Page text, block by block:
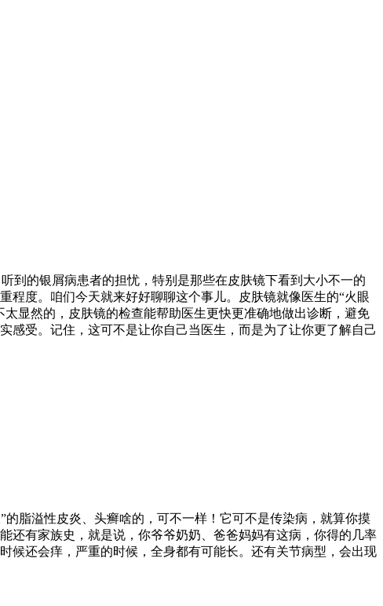
到的银屑病患者的担忧，特别是那些在皮肤镜下看到大小不一的
程度。咱们今天就来好好聊聊这个事儿。皮肤镜就像医生的“火眼
显然的，皮肤镜的检查能帮助医生更快更准确地做出诊断，避免
感受。记住，这可不是让你自己当医生，而是为了让你更了解自己
脂溢性皮炎、头癣啥的，可不一样！它可不是传染病，就算你摸
还有家族史，就是说，你爷爷奶奶、爸爸妈妈有这病，你得的几率
候还会痒，严重的时候，全身都有可能长。还有关节病型，会出现